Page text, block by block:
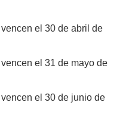
el 30 de abril de
el 31 de mayo de
el 30 de junio de